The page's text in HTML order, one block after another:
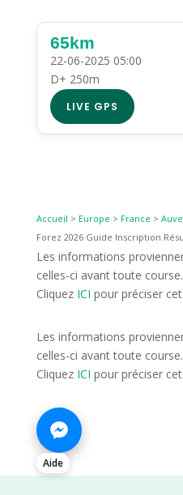
65km
22-06-2025 05:00
D+ 250m
LIVE GPS
Accueil > Europe > France >
Forez 2026 Guide Inscription
Les informations
celles-ci avant toute course.
Cliquez ICI pour préciser
Les informations
celles-ci avant toute course.
Cliquez ICI pour préciser
Aide